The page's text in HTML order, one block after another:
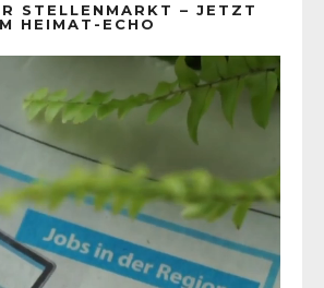
STELLENMARKT – JETZT
HEIMAT-ECHO
Player